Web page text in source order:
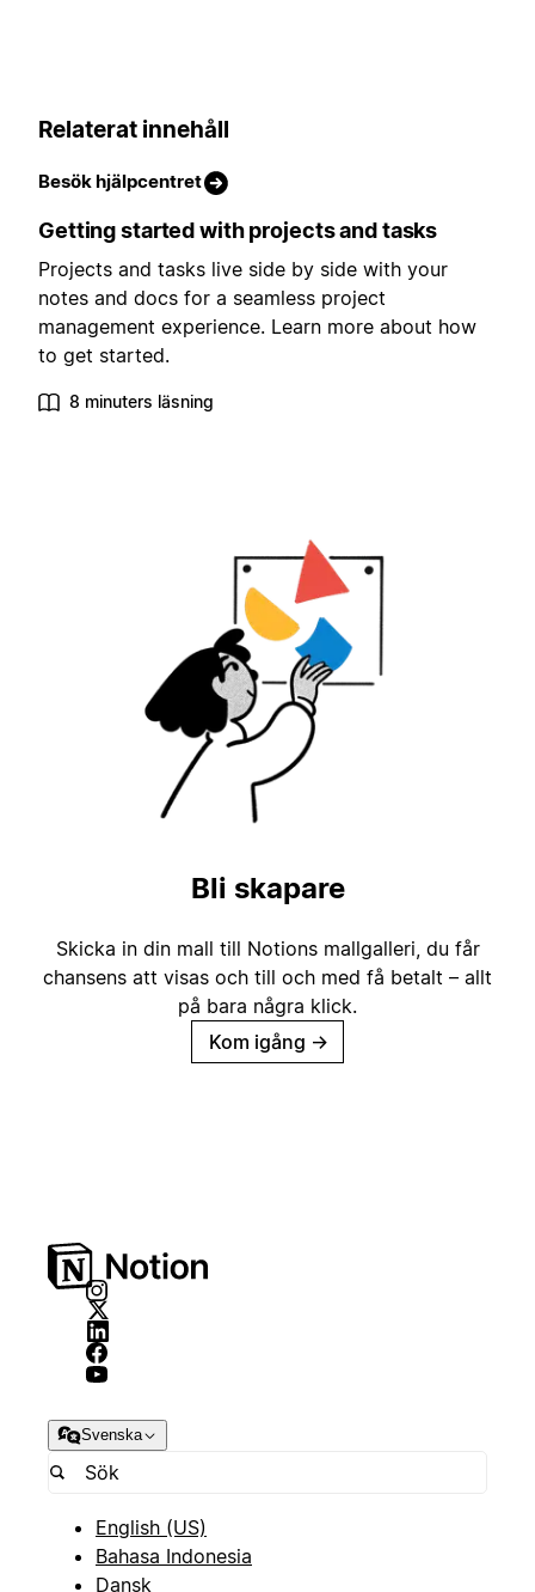
Relaterat innehåll
Besök hjälpcentret
Getting started with projects and tasks
Projects and tasks live side by side with your
notes and docs for a seamless project
management experience. Learn more about how
to get started.
8 minuters läsning
Bli skapare
Skicka in din mall till Notions mallgalleri, du får
chansens att visas och till och med få betalt – allt
på bara några klick.
Kom igång →
Svenska
English (US)
Bahasa Indonesia
Dansk